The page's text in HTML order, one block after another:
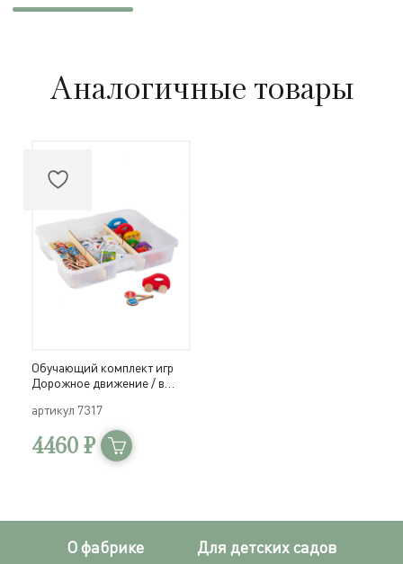
Аналогичные товары
Обучающий комплект игр
Дорожное движение / в
артикул 7317
4460 ₽
О фабрике Для детских садов